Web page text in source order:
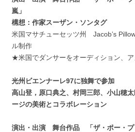
嵐」
構想：作家スーザン・ソンタグ
米国マサチューセッツ州 Jacob’s
ル制作
★米国でダンサーをオーディション、
光州ビエンナーレ97に独舞で参加
高山登，原口典之、村岡三郎、小山穂
ージの美術とコラボレーション
演出・出演 舞台作品 「ザ・ポー・プ